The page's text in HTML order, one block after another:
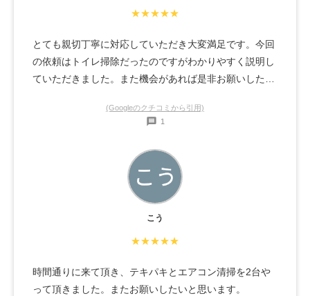
★★★★★
とても親切丁寧に対応していただき大変満足です。今回
の依頼はトイレ掃除だったのですがわかりやすく説明し
ていただきました。また機会があれば是非お願いしたい
(Googleのクチコミから引用)
1
こう
★★★★★
時間通りに来て頂き、テキパキとエアコン清掃を2台や
って頂きました。またお願いしたいと思います。